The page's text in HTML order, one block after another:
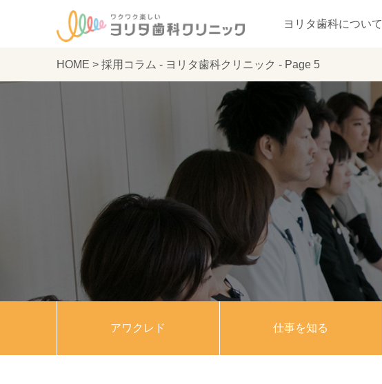
ヨリタ歯科について
HOME > 採用コラム - ヨリタ歯科クリニック - Page 5
アワクレド 仕事を知る